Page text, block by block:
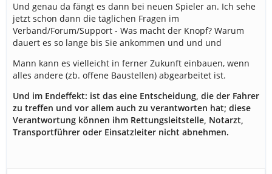
Und genau da fängt es dann bei neuen Spieler an. Ich sehe
jetzt schon dann die täglichen Fragen im
Verband/Forum/Support - Was macht der Knopf? Warum
dauert es so lange bis Sie ankommen und und und
Mann kann es vielleicht in ferner Zukunft einbauen, wenn
alles andere (zb. offene Baustellen) abgearbeitet ist.
Und im Endeffekt: ist das eine Entscheidung, die der Fahrer
zu treffen und vor allem auch zu verantworten hat; diese
Verantwortung können ihm Rettungsleitstelle, Notarzt,
Transportführer oder Einsatzleiter nicht abnehmen.